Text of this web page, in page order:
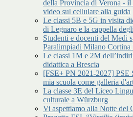
della Provincia di Verona -
video sul cellulare alla guida
Le classi 5B e 5G in visita
di Legnaro e la cappella
Studenti e docenti del Medi
Paralimpiadi Milano Cortina
Le classi 1M e 2M
didattica a Brescia
[FSE+ PN 2021-2027] PSE
mia scuola come galleria
La classe 3E del Liceo
culturale a Würzburg
Vi aspettiamo alla Notte del